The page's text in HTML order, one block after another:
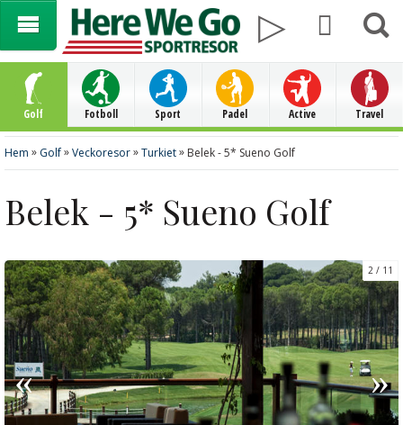
Golf Fotboll Sport Padel Active Travel
Hem » Golf»Veckoresor»Turkiet» Belek - 5* Sueno Golf
Belek - 5* Sueno Golf
2 11